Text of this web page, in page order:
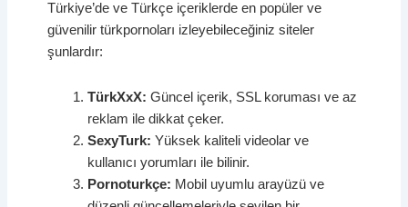
Türkiye’de ve Türkçe içeriklerde en popüler ve
güvenilir türkpornoları izleyebileceğiniz siteler
şunlardır:
TürkXxX: Güncel içerik, SSL koruması ve az
reklam ile dikkat çeker.
SexyTurk: Yüksek kaliteli videolar ve
kullanıcı yorumları ile bilinir.
Pornoturkçe: Mobil uyumlu arayüzü ve